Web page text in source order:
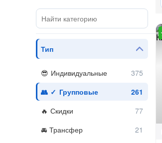
Тип
Индивидуальные
Групповые
Скидки
Трансфер